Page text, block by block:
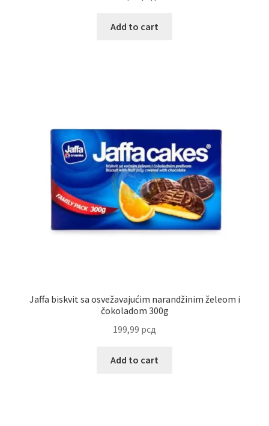
Add to cart
Jaffa biskvit sa osvežavajućim narandžinim želeom i
čokoladom 300g
199,99 рсд
Add to cart